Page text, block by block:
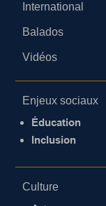
International
Balados
Vidéos
Enjeux sociaux
Éducation
Inclusion
Culture